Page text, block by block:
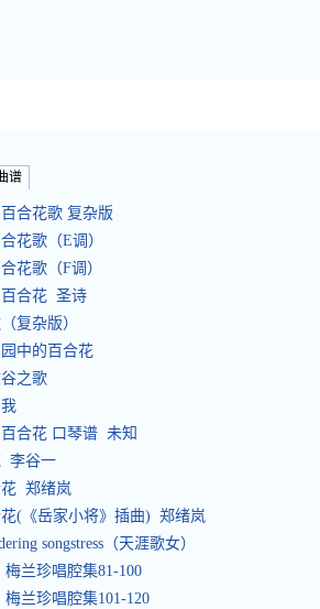
谱
合花歌 复杂版
花歌（E调）
花歌（F调）
合花 圣诗
复杂版）
中的百合花
之歌
合花 口琴谱 未知
李谷一
花 郑绪岚
(《岳家小将》插曲) 郑绪岚
songstress（天涯歌女）
兰珍唱腔集81-100
兰珍唱腔集101-120